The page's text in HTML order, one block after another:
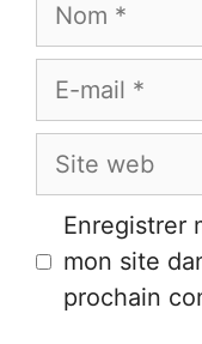
E-
Site
Enregistrer
mon site
prochain